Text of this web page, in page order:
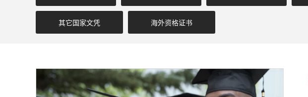
其它国家文凭 海外资格证书